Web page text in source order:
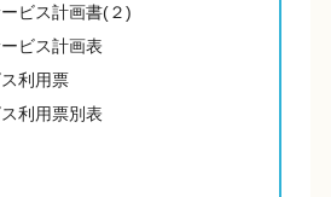
ビス計画書(２)
ビス計画表
利用票
利用票別表